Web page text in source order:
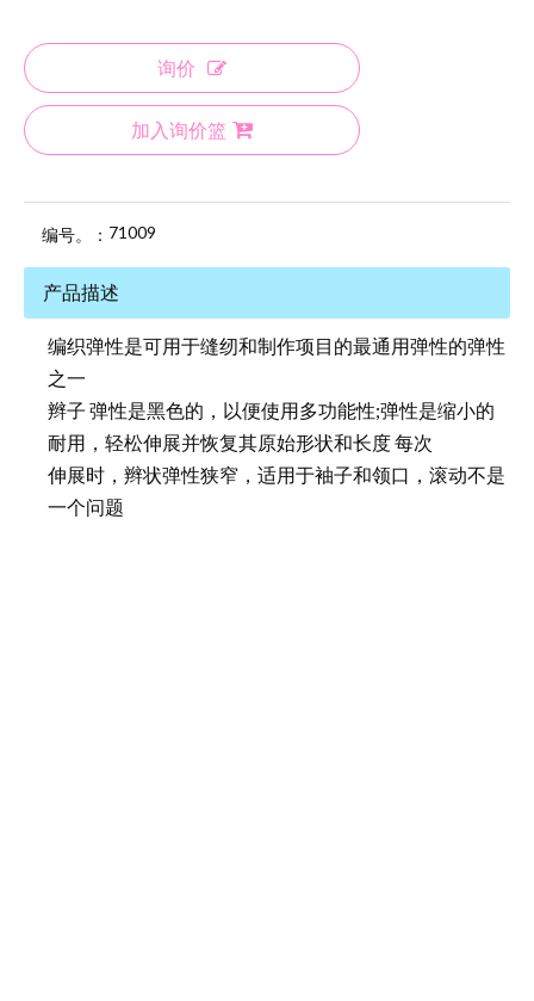
询价
加入询价篮
编号。： 71009
产品描述
编织弹性是可用于缝纫和制作项目的最通用弹性的弹性
之一
辫子 弹性是黑色的，以便使用多功能性;弹性是缩小的
耐用，轻松伸展并恢复其原始形状和长度 每次
伸展时，辫状弹性狭窄，适用于袖子和领口，滚动不是
一个问题